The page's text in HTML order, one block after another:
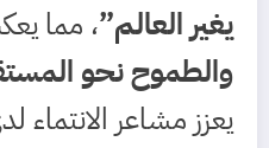
يغير العالم”، مما
والطموح نحو
يعزز مشاعر الانتماء